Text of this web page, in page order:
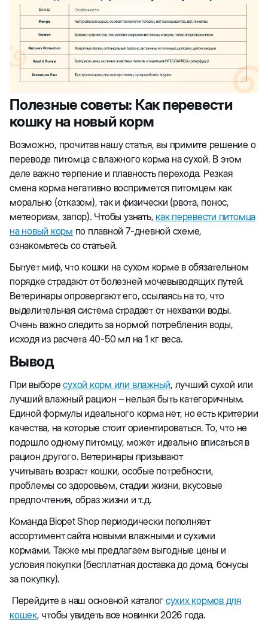
Полезные советы: Как перевести
кошку на новый корм
Возможно, прочитав нашу статья, вы примите решение о
переводе питомца с влажного корма на сухой. В этом
деле важно терпение и плавность перехода. Резкая
смена корма негативно воспримется питомцем как
морально (отказом), так и физически (рвота, понос,
метеоризм, запор). Чтобы узнать, как перевести питомца
на новый корм по плавной 7-дневной схеме,
ознакомьтесь со статьей.
Бытует миф, что кошки на сухом корме в обязательном
порядке страдают от болезней мочевыводящих путей.
Ветеринары опровергают его, ссылаясь на то, что
выделительная система страдает от нехватки воды.
Очень важно следить за нормой потребления воды,
исходя из расчета 40-50 мл на 1 кг веса.
Вывод
При выборесухой корм или влажный, лучший сухой или
лучший влажный рацион – нельзя быть категоричным.
Единой формулы идеального корма нет, но есть критерии
качества, на которые стоит ориентироваться. То, что не
подошло одному питомцу, может идеально вписаться в
рацион другого. Ветеринары призывают
учитывать возраст кошки, особые потребности,
проблемы со здоровьем, стадии жизни, вкусовые
предпочтения, образ жизни и т.д.
Команда Biopet Shop периодически пополняет
ассортимент сайта новыми влажными и сухими
кормами. Также мы предлагаем выгодные цены и
условия покупки (бесплатная доставка до дома, бонусы
за покупку).
Перейдите в наш основной каталог сухих кормов для
кошек, чтобы увидеть все новинки 2026 года.